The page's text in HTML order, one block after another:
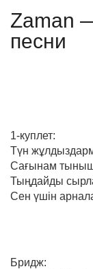
Zaman
песни
1-куплет:
Түн
Сағынам
Тыңдайды
Сен үшін
Бридж: